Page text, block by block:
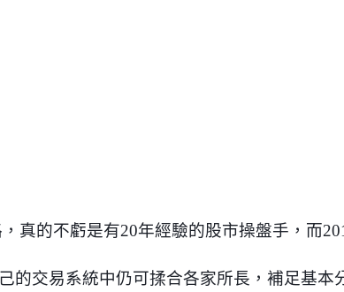
真的不虧是有20年經驗的股市操盤手，而
的交易系統中仍可揉合各家所長，補足基本